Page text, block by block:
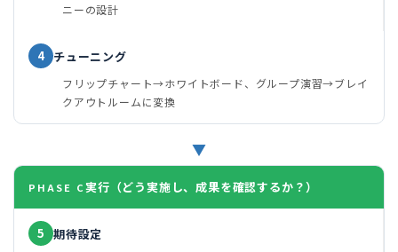
ニーの設計
4 チューニング
フリップチャート→ホワイトボード、グループ演習→ブレイ
クアウトルームに変換
▼
PHASE C実行（どう実施し、成果を確認するか？）
5 期待設定